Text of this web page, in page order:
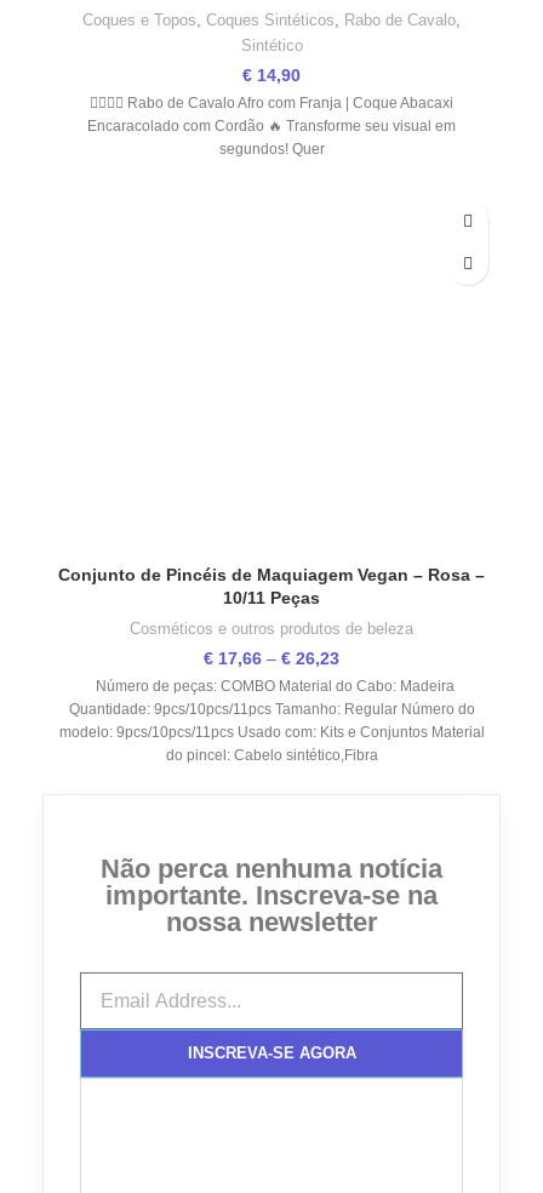
Coques e Topos, Coques Sintéticos, Rabo de Cavalo,
Sintético
€ 14,90
💁🏽‍♀️✨ Rabo de Cavalo Afro com Franja | Coque Abacaxi
Encaracolado com Cordão 🔥 Transforme seu visual em
segundos! Quer
Conjunto de Pincéis de Maquiagem Vegan – Rosa –
10/11 Peças
Cosméticos e outros produtos de beleza
€ 17,66 – € 26,23
Número de peças: COMBO Material do Cabo: Madeira
Quantidade: 9pcs/10pcs/11pcs Tamanho: Regular Número do
modelo: 9pcs/10pcs/11pcs Usado com: Kits e Conjuntos Material
do pincel: Cabelo sintético,Fibra
Não perca nenhuma notícia
importante. Inscreva-se na
nossa newsletter
INSCREVA-SE AGORA